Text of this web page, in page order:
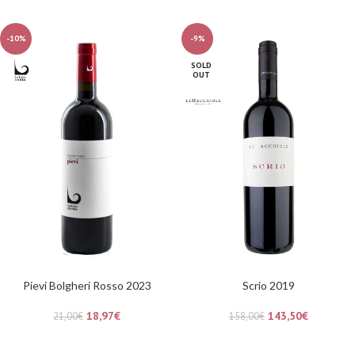
-10%
Pievi Bolgheri Rosso 2023
21,00€ 18,97€
-9%
SOLD
OUT
Scrio 2019
158,00€ 143,50€